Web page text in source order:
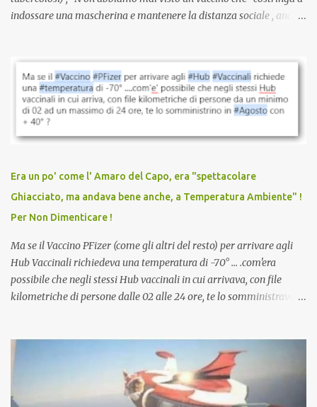
indossare una mascherina e mantenere la distanza sociale , anche
vaccinazione. Non avevamo mai sentito parlare di ricompense,
sconti, incentivi per vaccinarsi. Non avevamo mai visto
discriminazioni per coloro che non l’hanno fatto. Se non sei stato
vaccinato, nessuno aveva prima cercato di farti sentire una
persona cattiva. Non avevamo mai visto un vaccino che minacci le
vaccino usato per minacciare i mezzi di sussistenza, il lavoro o la
scuola. Non avevamo mai visto un vaccino che permettesse a un
dodicenne di ignorare il consenso dei genitori. Dopo tutti i vaccini
che abbiamo elencato sopra...
Era un po' come l' Amaro del Capo, era "spettacolare
Ghiacciato, ma andava bene anche, a Temperatura Ambiente" !
Per Non Dimenticare !
Ma se il Vaccino PFizer (come gli altri del resto) per arrivare agli
Hub Vaccinali richiedeva una temperatura di -70° ... .com'era
possibile che negli stessi Hub vaccinali in cui arrivava, con file
kilometriche di persone dalle 02 alle 24 ore, te lo somministravano
Vaccino come: l' Amaro del Capo, era "spettacolare Ghiacciato, ma
andava bene anche, a Temperatura Ambiente"! Riproponiamo
l'articolo per NON Dimenticare!